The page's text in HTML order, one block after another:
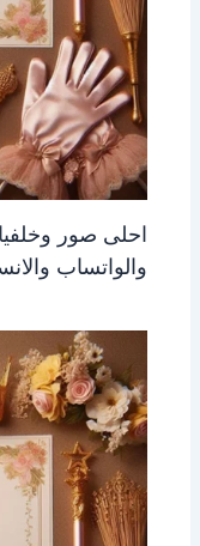
احلى صور
والواتساب